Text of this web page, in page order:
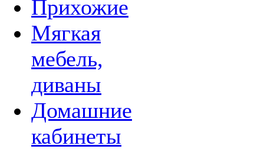
Прихожие
Мягкая
мебель,
диваны
Домашние
кабинеты